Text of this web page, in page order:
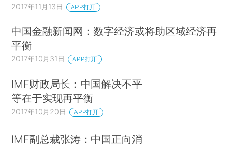
2017年11月13日 APP打开
中国金融新闻网：数字经济或将助区域经济再
平衡
2017年10月31日 APP打开
IMF财政局长：中国解决不平
等在于实现再平衡
2017年10月20日 APP打开
IMF副总裁张涛：中国正向消